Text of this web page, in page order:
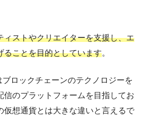
ィストやクリエイターを支援し、エ
ることを目的としています。
ブロックチェーンのテクノロジーを
信のプラットフォームを目指してお
仮想通貨とは大きな違いと言えるで